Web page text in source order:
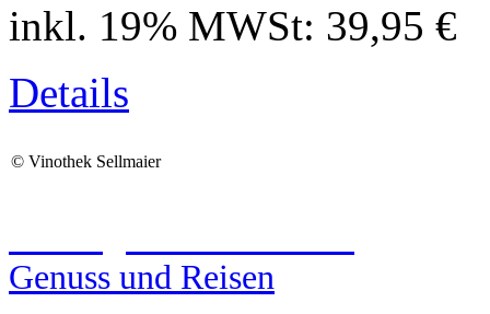
inkl. 19% MWSt: 39,95 €
Details
© Vinothek Sellmaier
Genuss und Reisen